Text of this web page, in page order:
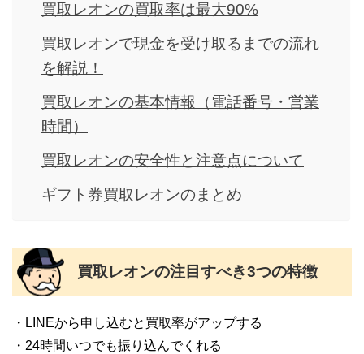
買取レオンの買取率は最大90%
買取レオンで現金を受け取るまでの流れ
を解説！
買取レオンの基本情報（電話番号・営業
時間）
買取レオンの安全性と注意点について
ギフト券買取レオンのまとめ
買取レオンの注目すべき3つの特徴
・LINEから申し込むと買取率がアップする
・24時間いつでも振り込んでくれる